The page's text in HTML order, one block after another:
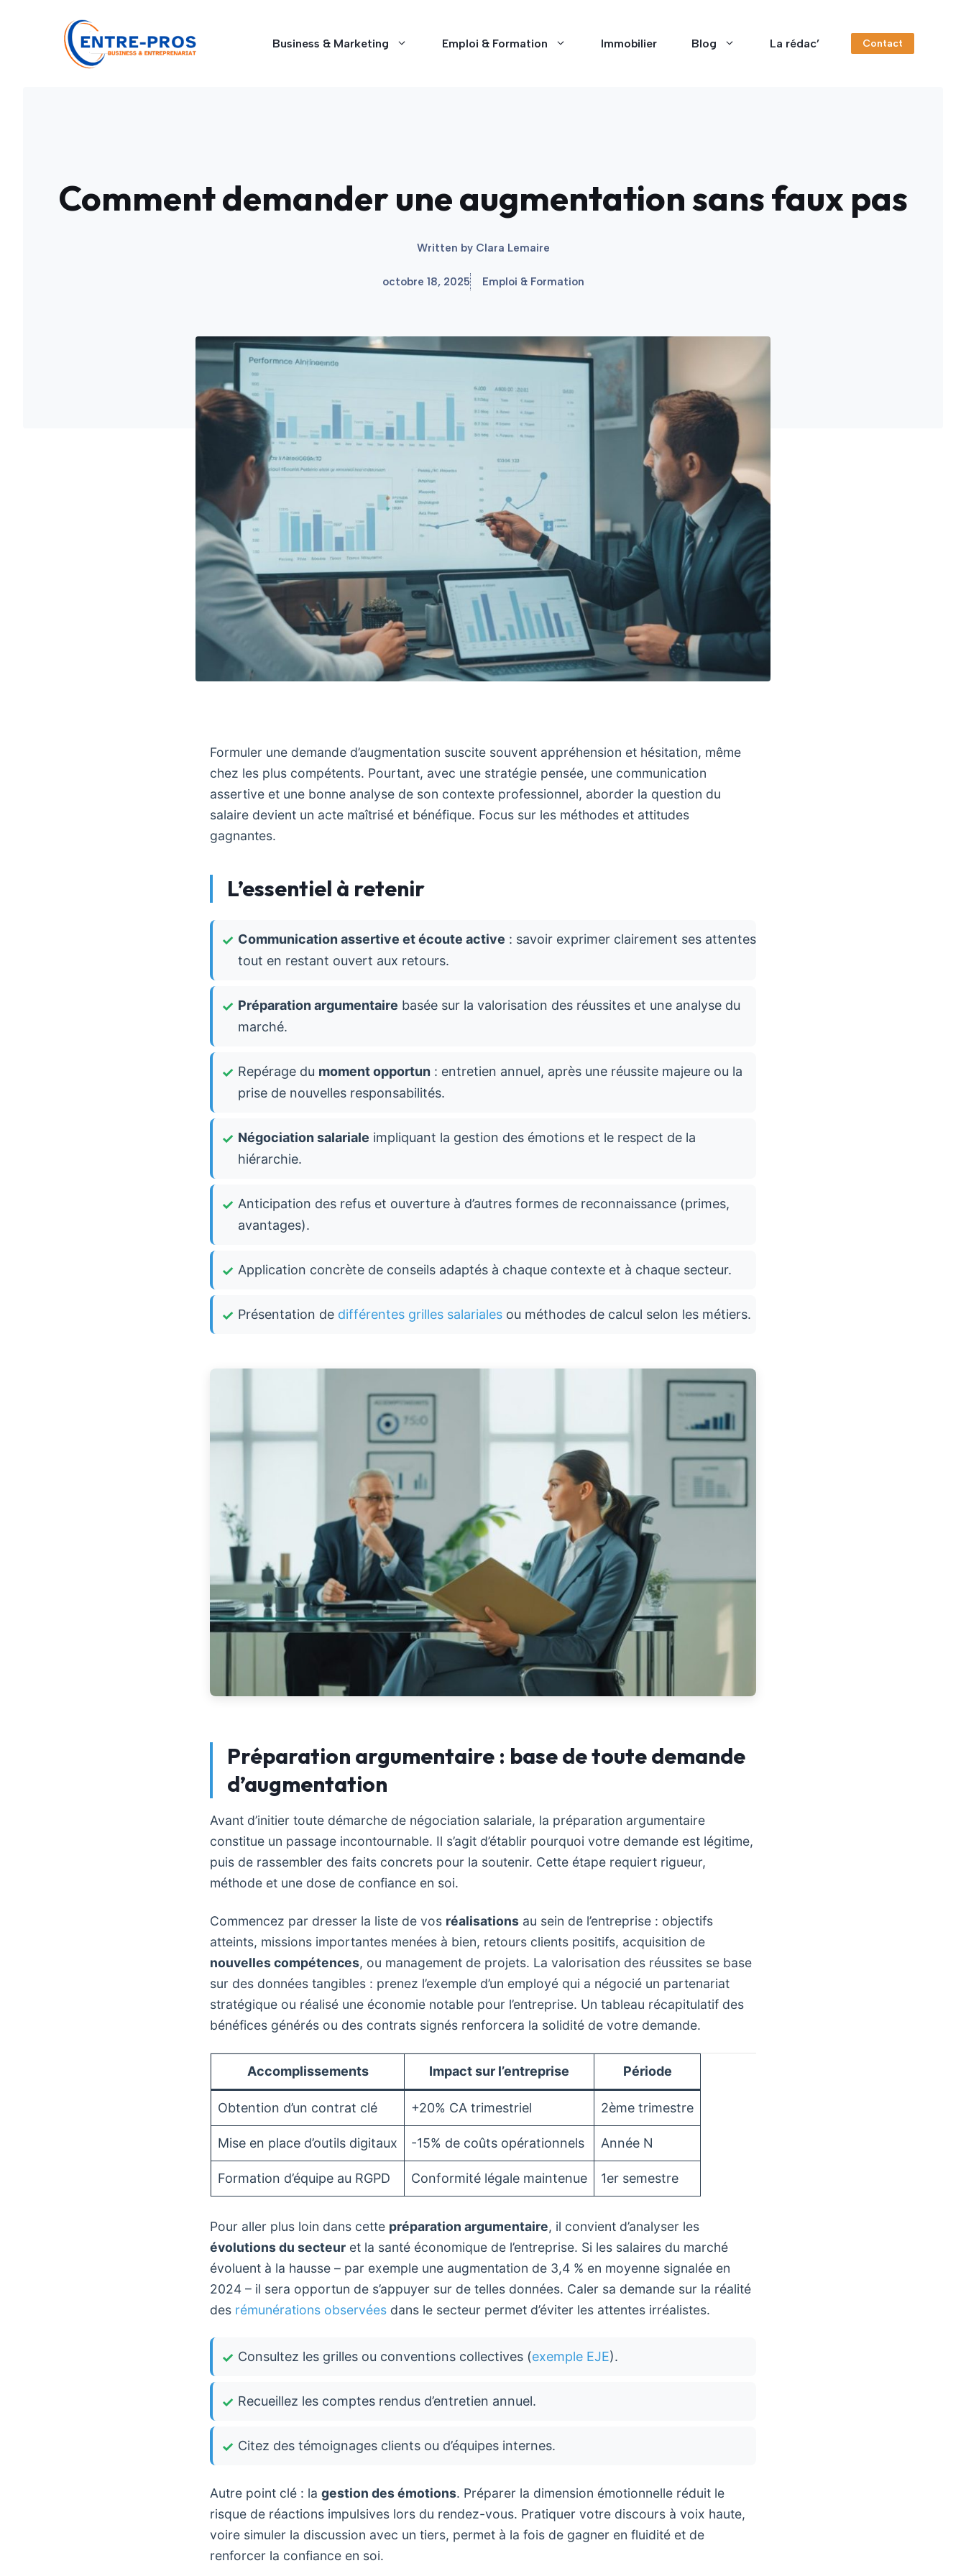
Business & Marketing Emploi & Formation Immobilier Blog La rédac’ Contact
Comment demander une augmentation sans faux pas
Written by Clara Lemaire
octobre 18, 2025 Emploi & Formation
Formuler une demande d’augmentation suscite souvent appréhension et hésitation, même
chez les plus compétents. Pourtant, avec une stratégie pensée, une communication
assertive et une bonne analyse de son contexte professionnel, aborder la question du
salaire devient un acte maîtrisé et bénéfique. Focus sur les méthodes et attitudes
gagnantes.
L’essentiel à retenir
Communication assertive et écoute active : savoir exprimer clairement ses attentes
tout en restant ouvert aux retours.
Préparation argumentaire basée sur la valorisation des réussites et une analyse du
marché.
Repérage du moment opportun : entretien annuel, après une réussite majeure ou la
prise de nouvelles responsabilités.
Négociation salariale impliquant la gestion des émotions et le respect de la
hiérarchie.
Anticipation des refus et ouverture à d’autres formes de reconnaissance (primes,
avantages).
Application concrète de conseils adaptés à chaque contexte et à chaque secteur.
Présentation de différentes grilles salariales ou méthodes de calcul selon les métiers.
Préparation argumentaire : base de toute demande
d’augmentation
Avant d’initier toute démarche de négociation salariale, la préparation argumentaire
constitue un passage incontournable. Il s’agit d’établir pourquoi votre demande est légitime,
puis de rassembler des faits concrets pour la soutenir. Cette étape requiert rigueur,
méthode et une dose de confiance en soi.
Commencez par dresser la liste de vos réalisations au sein de l’entreprise : objectifs
atteints, missions importantes menées à bien, retours clients positifs, acquisition de
nouvelles compétences, ou management de projets. La valorisation des réussites se base
sur des données tangibles : prenez l’exemple d’un employé qui a négocié un partenariat
stratégique ou réalisé une économie notable pour l’entreprise. Un tableau récapitulatif des
bénéfices générés ou des contrats signés renforcera la solidité de votre demande.
Accomplissements Impact sur l’entreprise Période
Obtention d’un contrat clé +20% CA trimestriel 2ème trimestre
Mise en place d’outils digitaux -15% de coûts opérationnels Année N
Formation d’équipe au RGPD Conformité légale maintenue 1er semestre
Pour aller plus loin dans cette préparation argumentaire, il convient d’analyser les
évolutions du secteur et la santé économique de l’entreprise. Si les salaires du marché
évoluent à la hausse – par exemple une augmentation de 3,4 % en moyenne signalée en
2024 – il sera opportun de s’appuyer sur de telles données. Caler sa demande sur la réalité
des rémunérations observées dans le secteur permet d’éviter les attentes irréalistes.
Consultez les grilles ou conventions collectives (exemple EJE).
Recueillez les comptes rendus d’entretien annuel.
Citez des témoignages clients ou d’équipes internes.
Autre point clé : la gestion des émotions. Préparer la dimension émotionnelle réduit le
risque de réactions impulsives lors du rendez-vous. Pratiquer votre discours à voix haute,
voire simuler la discussion avec un tiers, permet à la fois de gagner en fluidité et de
renforcer la confiance en soi.